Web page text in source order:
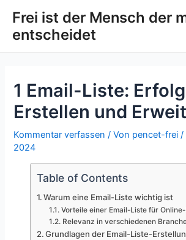
Inhalt
springen
Frei ist der Mensch der
entscheidet
1 Email-Liste:
Erstellen und
Kommentar verfassen / Von pencet-frei/
2024
Table of Contents
Warum eine Email-Liste wichtig ist
Vorteile einer Email-Liste für
Relevanz in verschiedenen
Grundlagen der Email-Liste-
navigation